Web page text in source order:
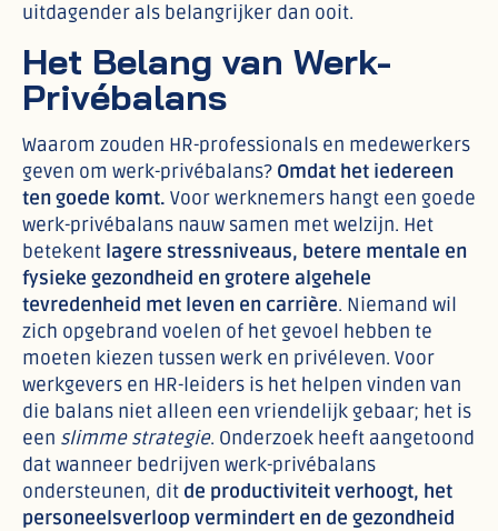
uitdagender als belangrijker dan ooit.
Het Belang van Werk-
Privébalans
Waarom zouden HR-professionals en medewerkers
geven om werk-privébalans? Omdat het iedereen
ten goede komt. Voor werknemers hangt een goede
werk-privébalans nauw samen met welzijn. Het
betekent lagere stressniveaus, betere mentale en
fysieke gezondheid en grotere algehele
tevredenheid met leven en carrière. Niemand wil
zich opgebrand voelen of het gevoel hebben te
moeten kiezen tussen werk en privéleven. Voor
werkgevers en HR-leiders is het helpen vinden van
die balans niet alleen een vriendelijk gebaar; het is
een slimme strategie. Onderzoek heeft aangetoond
dat wanneer bedrijven werk-privébalans
ondersteunen, dit de productiviteit verhoogt, het
personeelsverloop vermindert en de gezondheid